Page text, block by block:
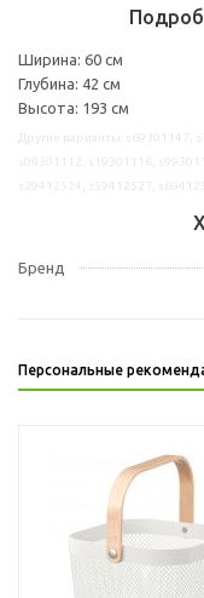
Ширина: 60 см
Глубина: 42 см
Высота: 193 см
Бренд
Персональные